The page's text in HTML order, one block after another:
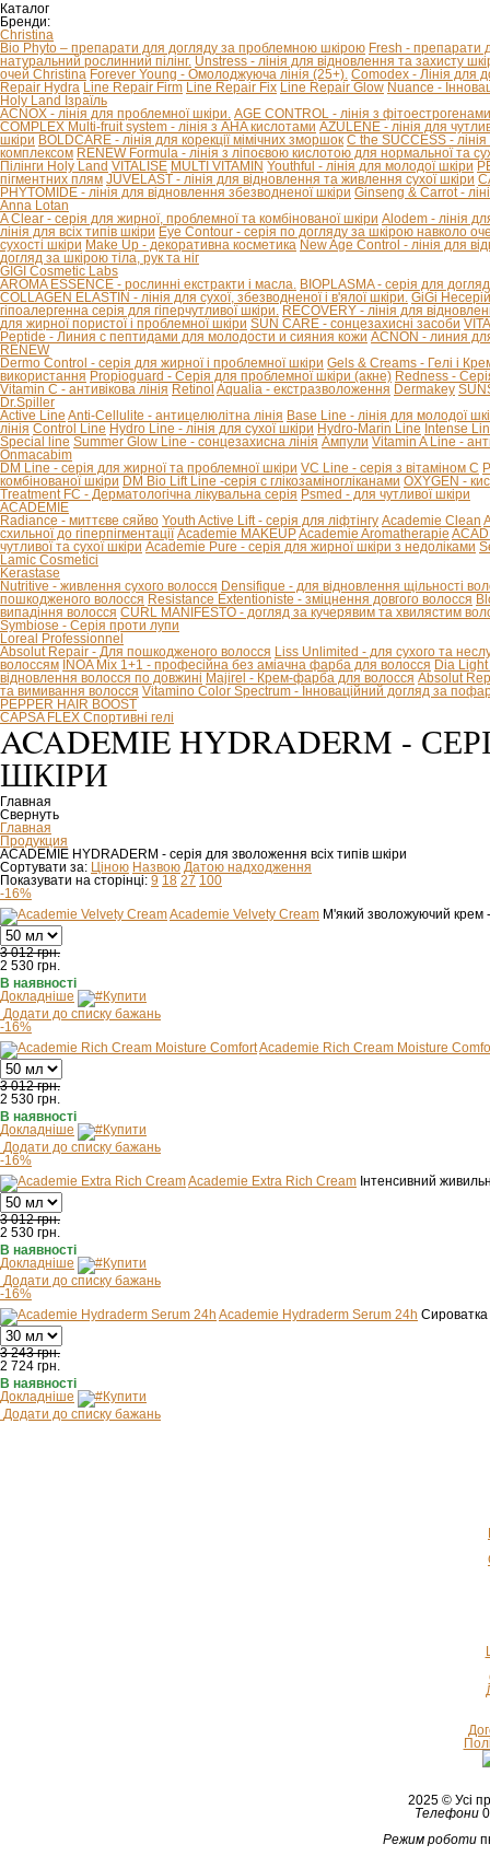
Каталог
Бренди:
Christina
Bio Phyto – препарати для догляду за проблемною шкірою Fresh - препарати
натуральний рослинний пілінг. Unstress - лінія для відновлення та захисту
очей Christina Forever Young - Омолоджуюча лінія (25+). Comodex - Лінія для
Repair Hydra Line Repair Firm Line Repair Fix Line Repair Glow Nuance -
Holy Land Ізраїль
ACNOX - лінія для проблемної шкіри. AGE CONTROL - лінія з
COMPLEX Multi-fruit system - лінія з AHA кислотами AZULENE - лінія для
шкіри BOLDCARE - лінія для корекції мімічних зморшок C the SUCCESS -
комплексом RENEW Formula - лінія з ліпоєвою кислотою для нормальної та
Пілінги Holy Land VITALISE MULTI VITAMIN Youthful - лінія для молодої шкіри
пігментних плям JUVELAST - лінія для відновлення та живлення сухої шкіри
PHYTOMIDE - лінія для відновлення збезводненої шкіри Ginseng & Carrot -
Anna Lotan
A Clear - серія для жирної, проблемної та комбінованої шкіри Alodem - лінія
лінія для всіх типів шкіри Eye Contour - серія по догляду за шкірою навколо
сухості шкіри Make Up - декоративна косметика New Age Control - лінія для
догляд за шкірою тіла, рук та ніг
GIGI Cosmetic Labs
AROMA ESSENCE - рослинні екстракти і масла. BIOPLASMA - серія для
COLLAGEN ELASTIN - лінія для сухої, збезводненої і в'ялої шкіри. GiGi
гіпоалергенна серія для гіперчутливої ​​шкіри. RECOVERY - лінія для
для жирної пористої і проблемної шкіри SUN CARE - сонцезахисні засоби
Peptide - Линия с пептидами для молодости и сияния кожи ACNON - линия
RENEW
Dermo Control - серія для жирної і проблемної шкіри Gels & Creams - Гелі і
використання Propioguard - Серія для проблемної шкіри (акне) Redness -
Vitamin C - антивікова лінія Retinol Aqualia - екстразволоження Dermakey
Dr.Spiller
Active Line Anti-Cellulite - антицелюлітна лінія Base Line - лінія для молодої
лінія Control Line Hydro Line - лінія для сухої шкіри Hydro-Marin Line Intense
Special line Summer Glow Line - сонцезахисна лінія Ампули Vitamin A Line -
Onmacabim
DM Line - серія для жирної та проблемної шкіри VC Line - серія з вітаміном С
комбінованої шкіри DM Bio Lift Line -cерія с глікозаміногліканами OXYGEN -
Treatment FC - Дерматологічна лікувальна серія Psmed - для чутливої шкіри
ACADEMIE
Radiance - миттєве сяйво Youth Active Lift - серія для ліфтінгу Academie Clean
схильної до гіперпігментації Academie MAKEUPAcademie Aromatherapie
чутливої та сухої шкіри Academie Pure - серія для жирної шкіри з недоліками
Lamic Cosmetici
Kerastase
Nutritive - живлення сухого волосся Densifique - для відновлення щільності
пошкодженого волосся Resistance Extentioniste - зміцнення довгого волосся
випадіння волосся CURL MANIFESTO - догляд за кучерявим та хвилястим
Symbiose - Серія проти лупи
Loreal Professionnel
Absolut Repair - Для пошкодженого волосся Liss Unlimited - для сухого та
волоссям INOA Mix 1+1 - професійна без аміачна фарба для волосся Dia Light
відновлення волосся по довжині Majirel - Крем-фарба для волосся Absolut
та вимивання волосся Vitamino Color Spectrum - Інноваційний догляд за
PEPPER HAIR BOOST
CAPSA FLEX Спортивні гелі
ACADEMIE HYDRADERM -
ШКІРИ
Главная
Свернуть
Главная
Продукция
ACADEMIE HYDRADERM - серія для зволоження всіх типів шкіри
Сортувати за: Ціною Назвою Датою надходження
Показувати на сторінці: 9 18 27 100
-16%
Academie Velvety Cream М'який зволожуючий крем
3 012 грн.
2 530 грн.
В наявності
Докладніше
Купити
Додати до списку бажань
-16%
Academie Rich Cream Moisture
3 012 грн.
2 530 грн.
В наявності
Докладніше
Купити
Додати до списку бажань
-16%
Academie Extra Rich Cream Інтенсивний
3 012 грн.
2 530 грн.
В наявності
Докладніше
Купити
Додати до списку бажань
-16%
Academie Hydraderm Serum 24h
3 243 грн.
2 724 грн.
В наявності
Докладніше
Купити
Додати до списку бажань
2025 © Усі
Телефони
Режим роботи